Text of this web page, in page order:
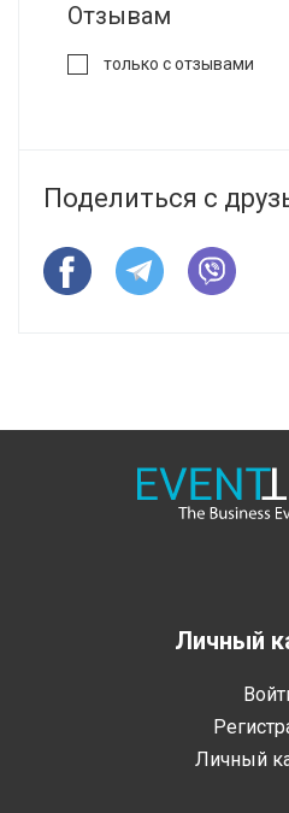
Отзывам
только с отзывами
Поделиться с
Личный
Личный